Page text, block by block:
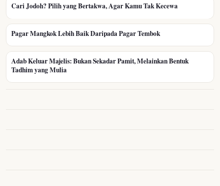
Cari Jodoh? Pilih yang Bertakwa, Agar Kamu Tak Kecewa
Pagar Mangkok Lebih Baik Daripada Pagar Tembok
Adab Keluar Majelis: Bukan Sekadar Pamit, Melainkan Bentuk
Tadhim yang Mulia